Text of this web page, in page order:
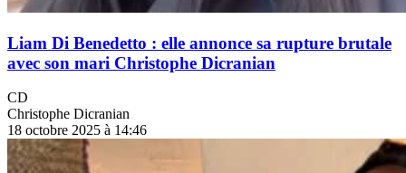
Liam Di Benedetto : elle annonce sa rupture brutale
avec son mari Christophe Dicranian
CD
Christophe Dicranian
18 octobre 2025 à 14:46